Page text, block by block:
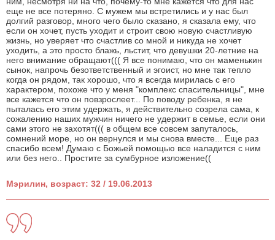
еще не все потеряно. С мужем мы встретились и у нас был
долгий разговор, много чего было сказано, я сказала ему, что
если он хочет, пусть уходит и строит свою новую счастливую
жизнь, но уверяет что счастлив со мной и никуда не хочет
уходить, а это просто блажь, льстит, что девушки 20-летние на
него внимание обращают((( Я все понимаю, что он маменькин
сынок, напрочь безответственный и эгоист, но мне так тепло
когда он рядом, так хорошо, что я всегда мирилась с его
характером, похоже что у меня "комплекс спасительницы", мне
все кажется что он повзрослеет... По поводу ребенка, я не
пыталась его этим удержать, я действительно созрела сама, к
сожалению наших мужчин ничего не удержит в семье, если они
сами этого не захотят((( в общем все совсем запуталось,
сомнений море, но он вернулся и мы снова вместе... Еще раз
спасибо всем! Думаю с Божьей помощью все наладится с ним
или без него.. Простите за сумбурное изложение((
Мэрилин, возраст: 32 / 19.06.2013